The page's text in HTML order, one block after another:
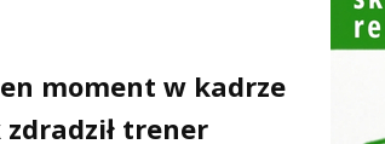
moment w kadrze
trener